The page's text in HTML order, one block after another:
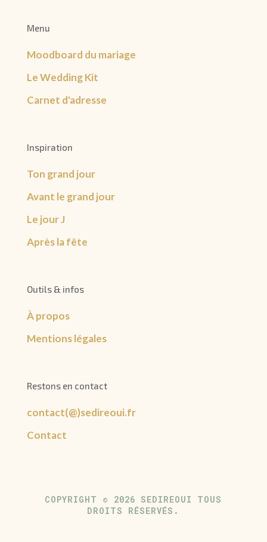
Menu
Moodboard du mariage
Le Wedding Kit
Carnet d'adresse
Inspiration
Ton grand jour
Avant le grand jour
Le jour J
Après la fête
Outils & infos
À propos
Mentions légales
Restons en contact
contact(@)sedireoui.fr
Contact
COPYRIGHT © 2026 SEDIREOUI TOUS
DROITS RÉSERVÉS.